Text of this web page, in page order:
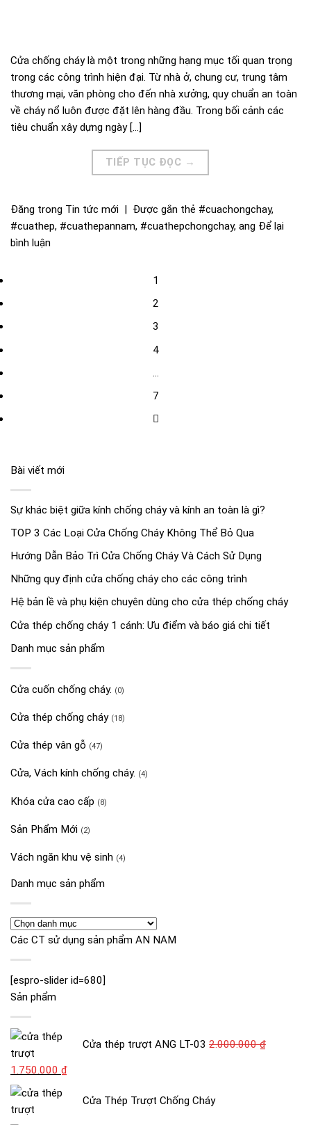
Cửa chống cháy là một trong những hạng mục tối quan trọng
trong các công trình hiện đại. Từ nhà ở, chung cư, trung tâm
thương mại, văn phòng cho đến nhà xưởng, quy chuẩn an toàn
về cháy nổ luôn được đặt lên hàng đầu. Trong bối cảnh các
tiêu chuẩn xây dựng ngày […]
TIẾP TỤC ĐỌC →
Đăng trong Tin tức mới | Được gắn thẻ #cuachongchay,
#cuathep, #cuathepannam, #cuathepchongchay, ang Để lại
bình luận
1
2
3
4
…
7
Bài viết mới
Sự khác biệt giữa kính chống cháy và kính an toàn là gì?
TOP 3 Các Loại Cửa Chống Cháy Không Thể Bỏ Qua
Hướng Dẫn Bảo Trì Cửa Chống Cháy Và Cách Sử Dụng
Những quy định cửa chống cháy cho các công trình
Hệ bản lề và phụ kiện chuyên dùng cho cửa thép chống cháy
Cửa thép chống cháy 1 cánh: Ưu điểm và báo giá chi tiết
Danh mục sản phẩm
Cửa cuốn chống cháy. (0)
Cửa thép chống cháy (18)
Cửa thép vân gỗ (47)
Cửa, Vách kính chống cháy. (4)
Khóa cửa cao cấp (8)
Sản Phẩm Mới (2)
Vách ngăn khu vệ sinh (4)
Danh mục sản phẩm
Các CT sử dụng sản phẩm AN NAM
[espro-slider id=680]
Sản phẩm
Cửa thép trượt ANG LT-03 2.000.000₫
Giá
gốc
1.750.000 ₫Giá
Cửa Thép Trượt Chống Cháy